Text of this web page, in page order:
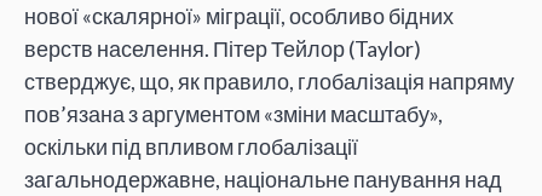
нової «скалярної» міграції, особливо бідних
верств населення. Пітер Тейлор (Taylor)
стверджує, що, як правило, глобалізація напряму
пов’язана з аргументом «зміни масштабу»,
оскільки під впливом глобалізації
загальнодержавне, національне панування над